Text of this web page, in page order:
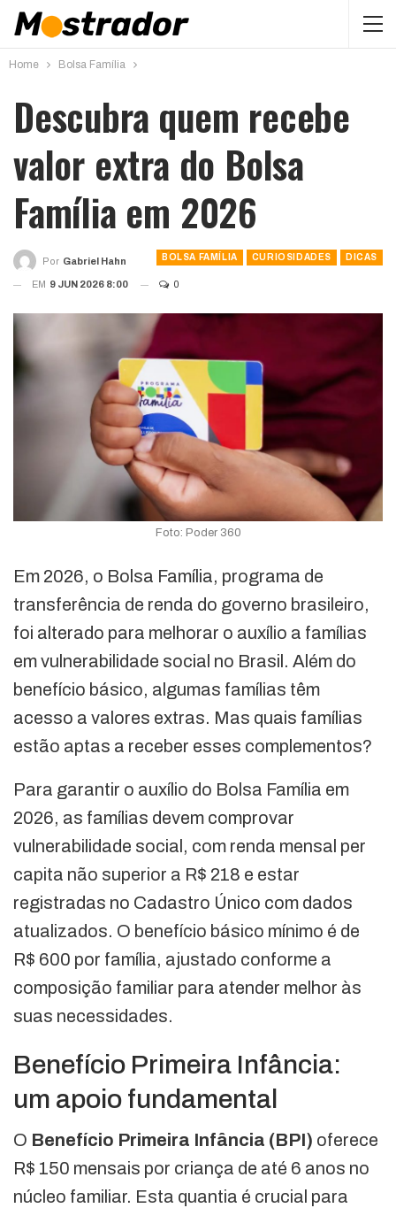
Home Bolsa Família
Descubra quem recebe
valor extra do Bolsa
Família em 2026
BOLSA FAMÍLIA CURIOSIDADES DICAS
Por Gabriel Hahn
EM 9 JUN 2026 8:00 0
Foto: Poder 360
Em 2026, o Bolsa Família, programa de
transferência de renda do governo brasileiro,
foi alterado para melhorar o auxílio a famílias
em vulnerabilidade social no Brasil. Além do
benefício básico, algumas famílias têm
acesso a valores extras. Mas quais famílias
estão aptas a receber esses complementos?
Para garantir o auxílio do Bolsa Família em
2026, as famílias devem comprovar
vulnerabilidade social, com renda mensal per
capita não superior a R$ 218 e estar
registradas no Cadastro Único com dados
atualizados. O benefício básico mínimo é de
R$ 600 por família, ajustado conforme a
composição familiar para atender melhor às
suas necessidades.
Benefício Primeira Infância:
um apoio fundamental
O Benefício Primeira Infância (BPI) oferece
R$ 150 mensais por criança de até 6 anos no
núcleo familiar. Esta quantia é crucial para